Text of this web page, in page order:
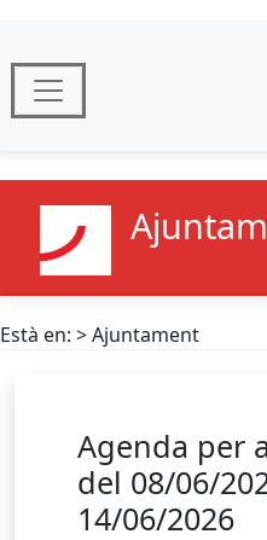
Està en: > Ajuntament
Agenda per
del 08/06/
14/06/2026